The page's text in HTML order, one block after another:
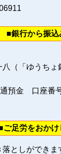
■銀行から振込
八（「ゆうち
預金 口座番
ご足労をおかけ
としができ